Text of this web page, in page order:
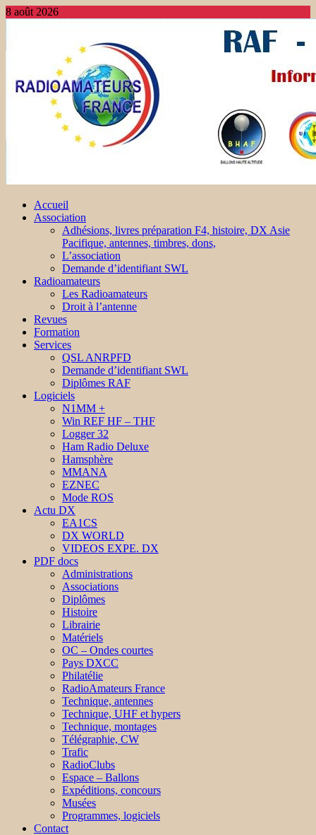
8 août 2026
Accueil
Association
Adhésions, livres préparation F4, histoire, DX Asie
Pacifique, antennes, timbres, dons,
L’association
Demande d’identifiant SWL
Radioamateurs
Les Radioamateurs
Droit à l’antenne
Revues
Formation
Services
QSL ANRPFD
Demande d’identifiant SWL
Diplômes RAF
Logiciels
N1MM +
Win REF HF – THF
Logger 32
Ham Radio Deluxe
Hamsphère
MMANA
EZNEC
Mode ROS
Actu DX
EA1CS
DX WORLD
VIDEOS EXPE. DX
PDF docs
Administrations
Associations
Diplômes
Histoire
Librairie
Matériels
OC – Ondes courtes
Pays DXCC
Philatélie
RadioAmateurs France
Technique, antennes
Technique, UHF et hypers
Technique, montages
Télégraphie, CW
Trafic
RadioClubs
Espace – Ballons
Expéditions, concours
Musées
Programmes, logiciels
Contact